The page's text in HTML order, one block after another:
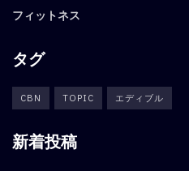
フィットネス
タグ
CBN TOPIC エディブル
新着投稿